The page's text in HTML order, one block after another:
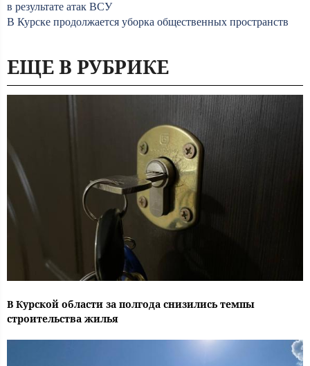
в результате атак ВСУ
В Курске продолжается уборка общественных пространств
ЕЩЕ В РУБРИКЕ
В Курской области за полгода снизились темпы
строительства жилья